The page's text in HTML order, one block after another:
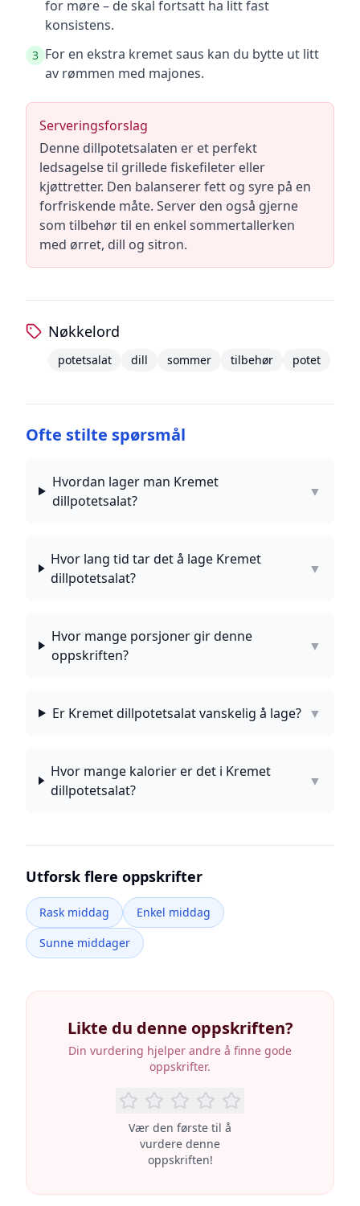
for møre – de skal fortsatt ha litt fast
konsistens.
3 For en ekstra kremet saus kan du bytte ut litt
av rømmen med majones.
Serveringsforslag
Denne dillpotetsalaten er et perfekt
ledsagelse til grillede fiskefileter eller
kjøttretter. Den balanserer fett og syre på en
forfriskende måte. Server den også gjerne
som tilbehør til en enkel sommertallerken
med ørret, dill og sitron.
Nøkkelord
potetsalat dill sommer tilbehør potet
Ofte stilte spørsmål
Hvordan lager man Kremet
dillpotetsalat?
▼
Hvor lang tid tar det å lage Kremet
dillpotetsalat?
▼
Hvor mange porsjoner gir denne
oppskriften?
▼
Er Kremet dillpotetsalat vanskelig å lage? ▼
Hvor mange kalorier er det i Kremet
dillpotetsalat?
▼
Utforsk flere oppskrifter
Rask middag
Enkel middag
Sunne middager
Likte du denne oppskriften?
Din vurdering hjelper andre å finne gode
oppskrifter.
Vær den første til å
vurdere denne
oppskriften!